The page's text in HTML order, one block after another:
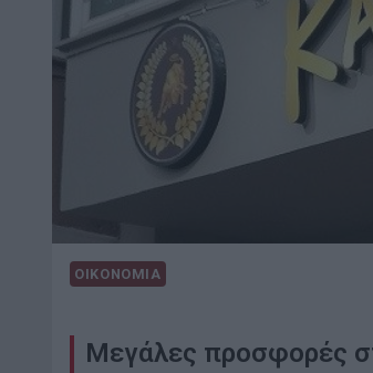
ΟΙΚΟΝΟΜΙΑ
Μεγάλες προσφορές